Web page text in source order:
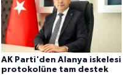
AK Parti'den Alanya iskelesi
protokolüne tam destek